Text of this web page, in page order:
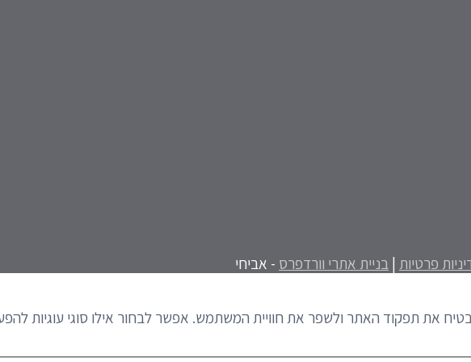
פרטיות | בניית אתרי וורדפרס - אביחי
את תפקוד האתר ולשפר את חוויית המשתמש. אפשר לבחור אילו סוגי עוגיות